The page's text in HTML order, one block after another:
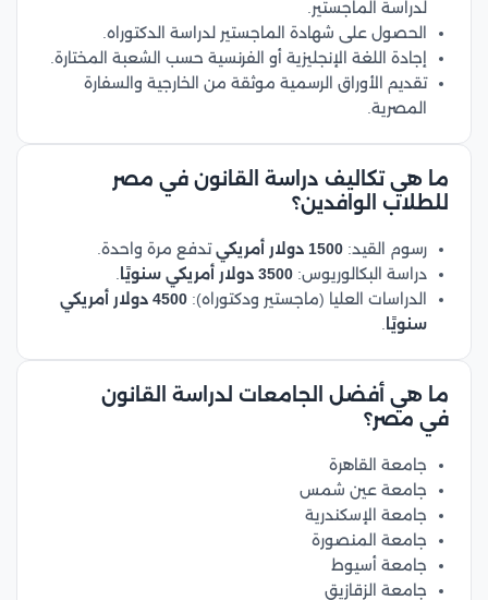
لدراسة الماجستير.
الحصول على شهادة الماجستير لدراسة الدكتوراه.
إجادة اللغة الإنجليزية أو الفرنسية حسب الشعبة المختارة.
تقديم الأوراق الرسمية موثقة من الخارجية والسفارة
المصرية.
ما هي تكاليف دراسة القانون في مصر
للطلاب الوافدين؟
رسوم القيد: 1500 دولار أمريكي
تدفع مرة واحدة.
دراسة البكالوريوس: 3500 دولار أمريكي سنويًا
الدراسات العليا (ماجستير ودكتوراه):
4500 دولار أمريكي
سنويًا
ما هي أفضل الجامعات لدراسة القانون
في مصر؟
جامعة القاهرة
جامعة عين شمس
جامعة الإسكندرية
جامعة المنصورة
جامعة أسيوط
جامعة الزقازيق